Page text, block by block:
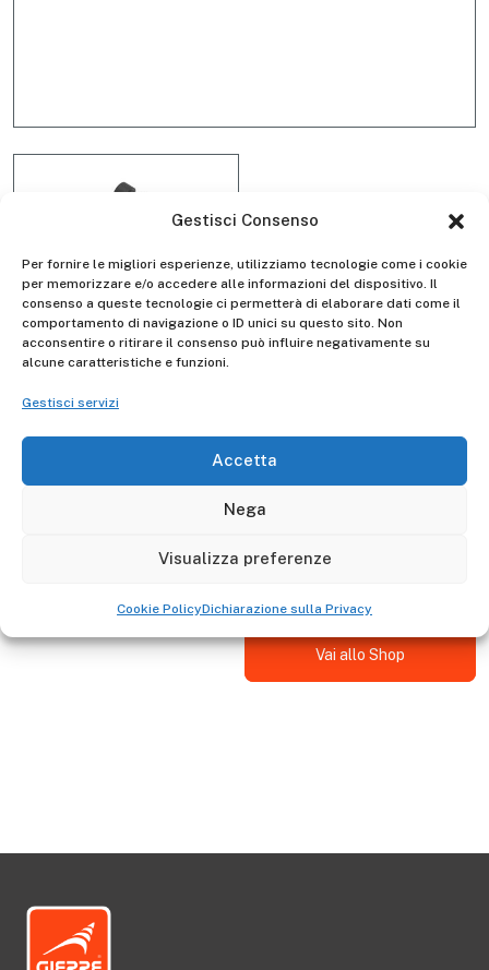
Gestisci Consenso
Per fornire le migliori esperienze, utilizziamo tecnologie come i cookie
per memorizzare e/o accedere alle informazioni del dispositivo. Il
consenso a queste tecnologie ci permetterà di elaborare dati come il
comportamento di navigazione o ID unici su questo sito. Non
acconsentire o ritirare il consenso può influire negativamente su
alcune caratteristiche e funzioni.
Gestisci servizi
Accetta
Nega
Visualizza preferenze
Cookie PolicyDichiarazione sulla Privacy
Kit 4 copri-piolo D4066E
Kit 4 copri-piolo compatibile con i moelli: ED002CL -
Vai allo Shop